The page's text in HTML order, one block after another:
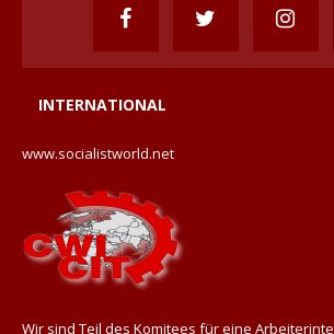
INTERNATIONAL
www.socialistworld.net
Wir sind Teil des Komitees für eine